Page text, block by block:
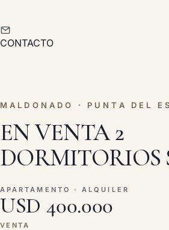
CONTACTO
MALDONADO · PUNTA DEL
EN VENTA 2
DORMITORIOS
APARTAMENTO · ALQUILER
USD 400.000
VENTA